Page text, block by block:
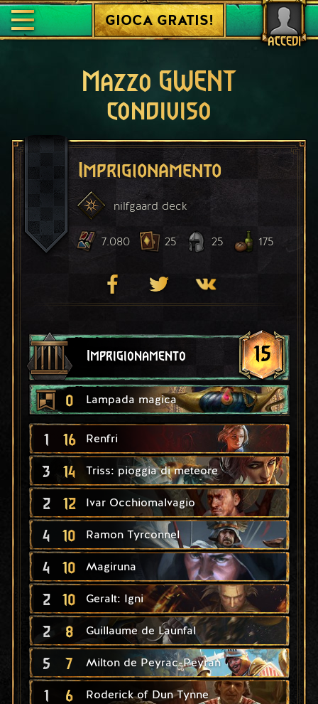
ACCEDI
GIOCA GRATIS!
Mazzo GWENT
condiviso
Imprigionamento
nilfgaard deck
7.080 25 25 175
Imprigionamento 15
0 Lampada magica
1 16 Renfri
3 14 Triss: pioggia di meteore
2 12 Ivar Occhiomalvagio
4 10 Ramon Tyrconnel
4 10 Magiruna
2 10 Geralt: Igni
2 8 Guillaume de Launfal
5 7 Milton de Peyrac-Peyran
1 6 Roderick of Dun Tynne